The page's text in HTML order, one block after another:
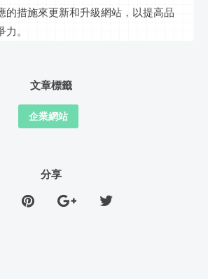
的措施來更新和升級網站，以提高品
。
文章標籤
企業網站
分享